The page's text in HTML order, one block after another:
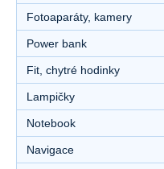
Fotoaparáty, kamery
Power bank
Fit, chytré hodinky
Lampičky
Notebook
Navigace